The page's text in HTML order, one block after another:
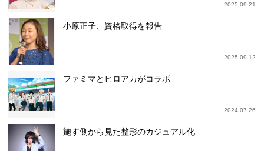
2025.09.21
小原正子、資格取得を報告
2025.09.12
ファミマとヒロアカがコラボ
2024.07.26
施す側から見た整形のカジュアル化